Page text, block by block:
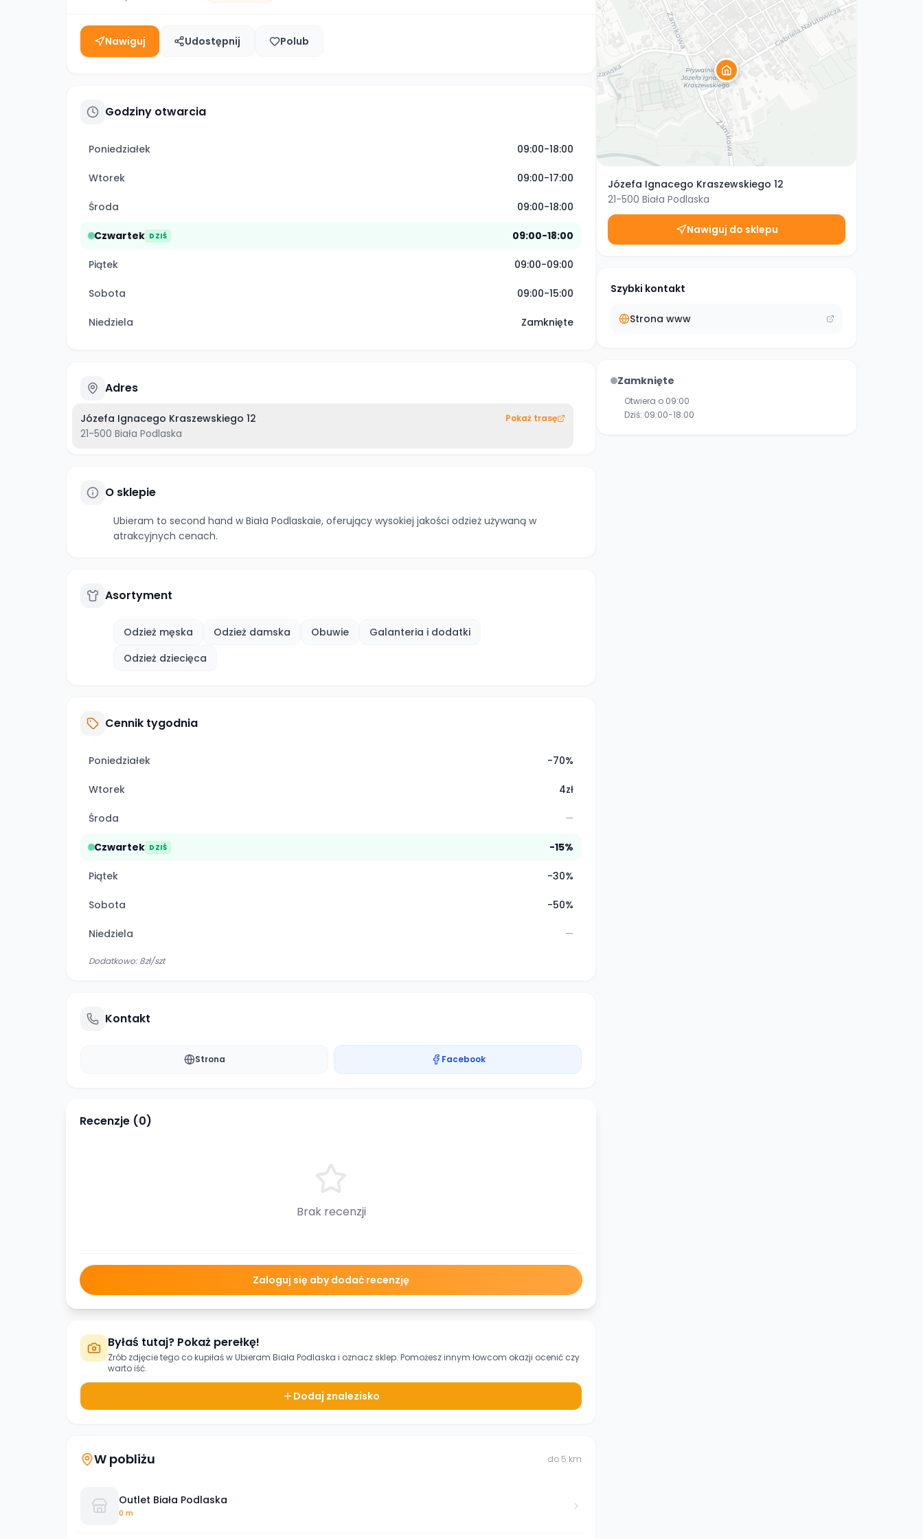
Nawiguj Udostępnij Polub
Godziny otwarcia
Poniedziałek 09:00-18:00
Wtorek 09:00-17:00
Środa 09:00-18:00
Czwartek DZIŚ 09:00-18:00
Piątek 09:00-09:00
Sobota 09:00-15:00
Niedziela Zamknięte
Adres
Józefa Ignacego Kraszewskiego 12
21-500 Biała Podlaska
Pokaż trasę
O sklepie
Ubieram to second hand w Biała Podlaskaie, oferujący wysokiej jakości odzież używaną w
atrakcyjnych cenach.
Asortyment
Odzież męska Odzież damska Obuwie
Galanteria i dodatki
Odzież dziecięca
Cennik tygodnia
Poniedziałek -70%
Wtorek 4zł
Środa —
Czwartek DZIŚ -15%
Piątek -30%
Sobota -50%
Niedziela —
Dodatkowo:8zł/szt
Kontakt
Strona Facebook
Recenzje (0)
Brak recenzji
Zaloguj się aby dodać recenzję
Byłaś tutaj? Pokaż perełkę!
Zrób zdjęcie tego co kupiłaś wUbieram Biała Podlaska i oznacz sklep. Pomożesz innym łowcom okazji ocenić czy
warto iść.
Dodaj znalezisko
W pobliżu do 5 km
Outlet Biała Podlaska
0 m
Józefa Ignacego Kraszewskiego 12
21-500 Biała Podlaska
Nawiguj do sklepu
Szybki kontakt
Strona www
Zamknięte
Otwiera o 09:00
Dziś: 09:00-18:00